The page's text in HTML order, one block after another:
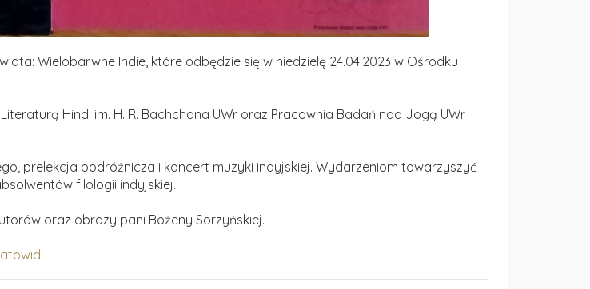
Wielobarwne Indie, które odbędzie się w niedzielę 24.04.2023 w Ośrodku
Hindi im. H. R. Bachchana UWr oraz Pracownia Badań nad Jogą UWr
prelekcja podróżnicza i koncert muzyki indyjskiej. Wydarzeniom towarzyszyć
filologii indyjskiej.
oraz obrazy pani Bożeny Sorzyńskiej.
.